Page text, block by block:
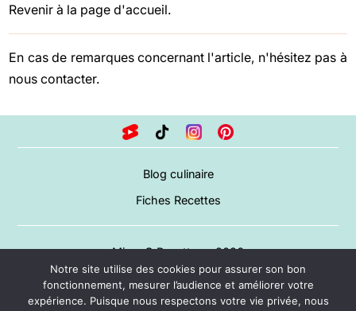
Revenir à la page d'accueil.
En cas de remarques concernant l'article, n'hésitez pas à
nous contacter.
Blog culinaire
Fiches Recettes
Miam O Recettes – 2026
A propos
Mentions légales
Notre site utilise des cookies pour assurer son bon
fonctionnement, mesurer l’audience et améliorer votre
expérience. Puisque nous respectons votre vie privée, nous